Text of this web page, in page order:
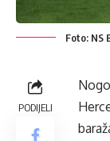
Foto: NS
PODIJELI